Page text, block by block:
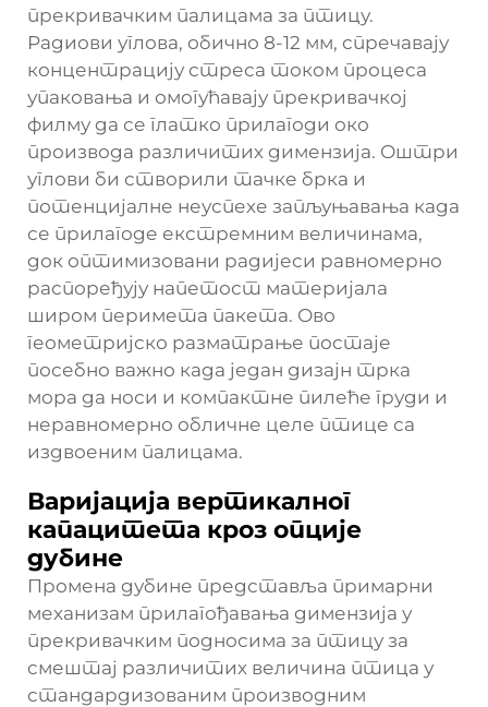
прекривачким палицама за птицу.
Радиови углова, обично 8-12 мм, спречавају
концентрацију стреса током процеса
упаковања и омогућавају прекривачкој
филму да се глатко прилагоди око
производа различитих димензија. Оштри
углови би створили тачке брка и
потенцијалне неуспехе запљуњавања када
се прилагоде екстремним величинама,
док оптимизовани радијеси равномерно
распоређују напетост материјала
широм перимета пакета. Ово
геометријско разматрање постаје
посебно важно када један дизајн трка
мора да носи и компактне пилеће груди и
неравномерно обличне целе птице са
издвоеним палицама.
Варијација вертикалног
капацитета кроз опције
дубине
Промена дубине представља примарни
механизам прилагођавања димензија у
прекривачким подносима за птицу за
смештај различитих величина птица у
стандардизованим производним